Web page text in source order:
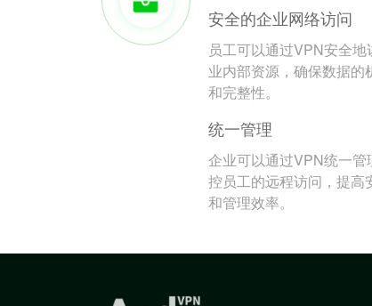
安全的企业网络访问
员工可以通过VPN安全地
业内部资源，确保数据的
和完整性。
统一管理
企业可以通过VPN统一管
控员工的远程访问，提高
和管理效率。